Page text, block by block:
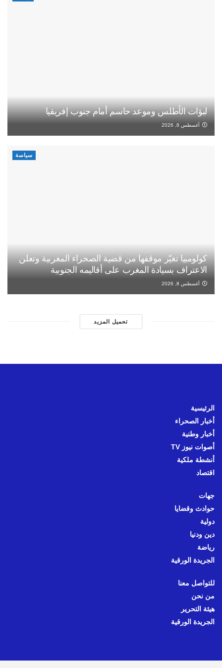
لبؤات الأطلس وموعد حاسم أمام جنوب إفريقيا
أغسطس 8, 2026
سياسة
كولومبيا تغيّر موقفها من قضية الصحراء المغربية وتعلن
الاعتراف بسيادة المغرب على أقاليمه الجنوبية
أغسطس 8, 2026
تحميل المزيد
الرئيسية
أخبار الصحراء
أخبار وطنية
أصوات نيوز TV
أنشطة ملكية
اقتصاد
جهات
حوادث وقضايا
دولية
دين ودنيا
رياضة
الجريدة الورقية
للتواصل معنا
من نحن
هيئة التحرير
الجريدة الورقية